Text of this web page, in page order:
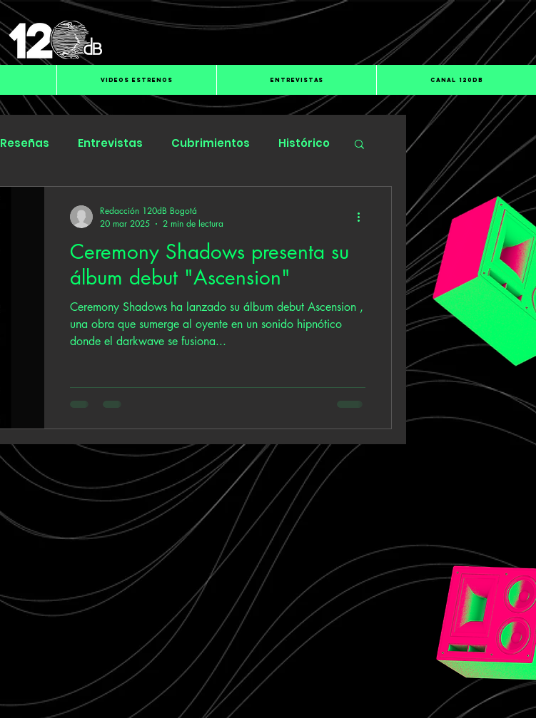
VIDEOS ESTRENOS ENTREVISTAS CANAL 120dB
Reseñas Entrevistas Cubrimientos Histórico
Ceremony Shadows presenta su
álbum debut "Ascension"
Ceremony Shadows ha lanzado su álbum debut Ascension ,
una obra que sumerge al oyente en un sonido hipnótico
donde el darkwave se fusiona...
Redacción 120dB Bogotá
20 mar 2025
2 min de lectura